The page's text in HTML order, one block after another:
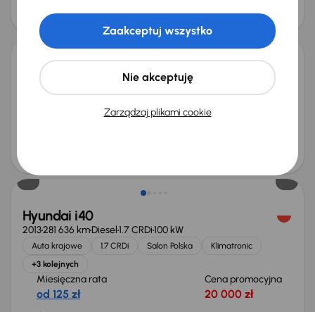
30 700 zł
Taniej o 500 zł
Hyundai Tucson
2006143 884 km
Hyundai i40
2013281 636 kmDiesel1.7 CRDi100 kW
Auta krajowe 1.7 CRDi Salon Polska
Klimatronic
+3 kolejnych
Miesięczna rata
od 125 zł
Cena promocyjna
20 000 zł
Zarządzaj plikami cookie
Nie akceptuję
Zaakceptuj wszystko